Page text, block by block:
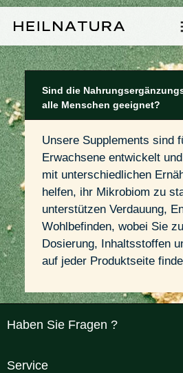
Sind die
alle Menschen geeignet?
Unsere Supplements sind
Erwachsene entwickelt
mit unterschiedlichen
helfen, ihr Mikrobiom zu
unterstützen Verdauung,
Wohlbefinden, wobei Sie
Dosierung, Inhaltsstoffen
auf jeder Produktseite
Haben Sie Fragen ?
Service